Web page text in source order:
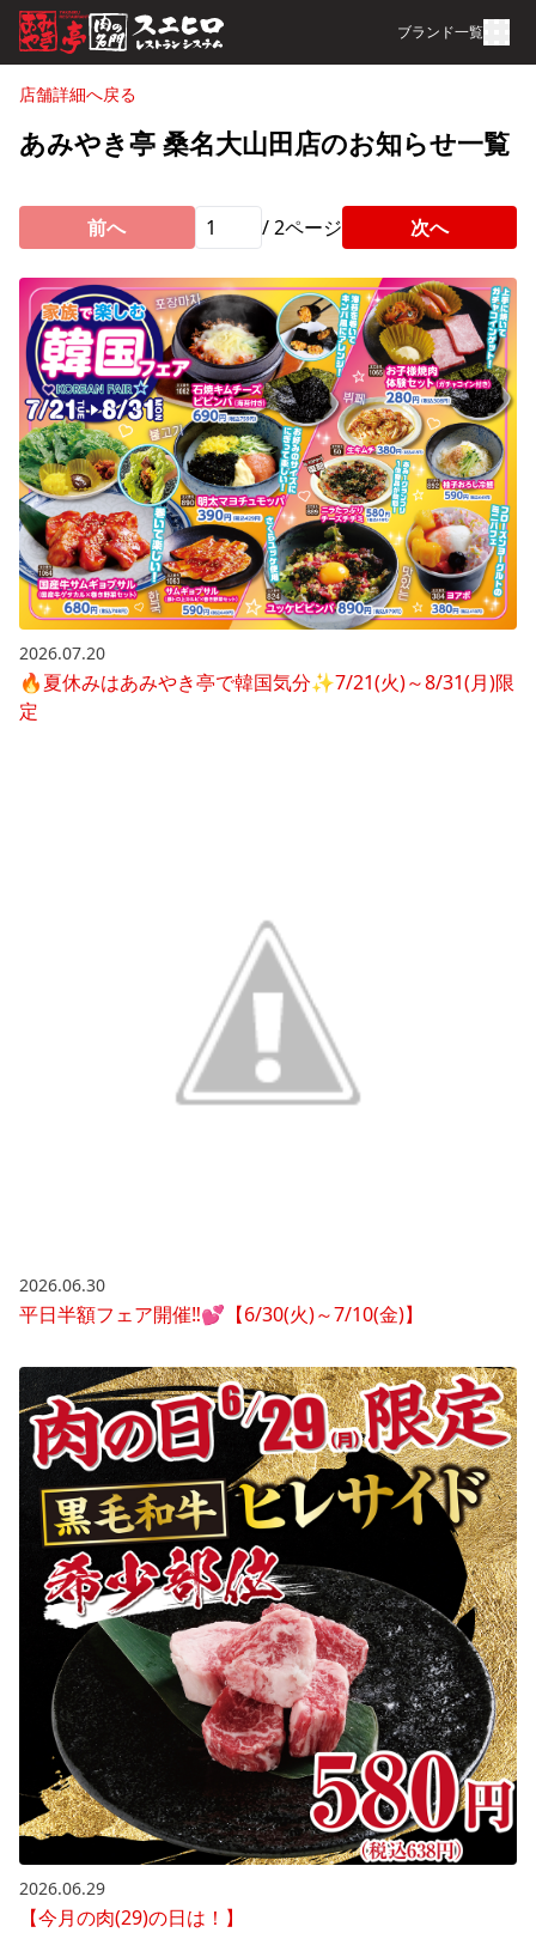
ブランド一覧
店舗詳細へ戻る
あみやき亭 桑名大山田店のお知らせ一覧
前へ /2ページ 次へ
2026.07.20
🔥夏休みはあみやき亭で韓国気分✨7/21(火)～8/31(月)限
定
2026.06.30
平日半額フェア開催‼💕【6/30(火)～7/10(金)】
2026.06.29
【今月の肉(29)の日は！】